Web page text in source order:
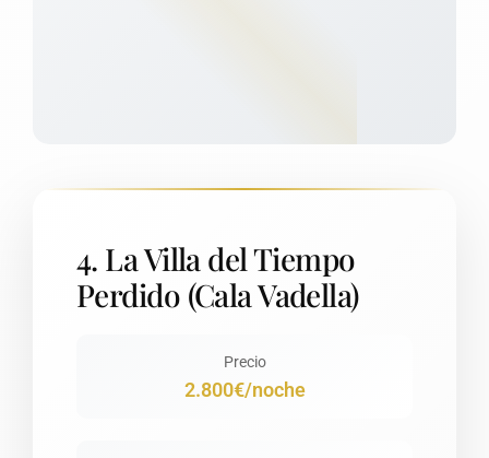
4. La Villa del Tiempo
Perdido (Cala Vadella)
Precio
2.800€/noche